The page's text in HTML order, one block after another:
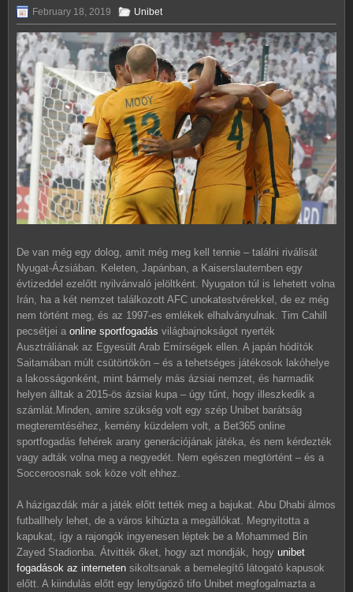
February 18, 2019 Unibet
De van még egy dolog, amit még meg kell tennie – találni riválisát
Nyugat-Ázsiában. Keleten, Japánban, a Kaiserslauternben egy
évtizeddel ezelőtt nyilvánvaló jelöltként. Nyugaton túl is lehetett volna
Irán, ha a két nemzet találkozott AFC unokatestvérekkel, de ez még
nem történt meg, és az 1997-es emlékek elhalványulnak. Tim Cahill
pecsétjei a online sportfogadás világbajnokságot nyerték
Ausztráliának az Egyesült Arab Emírségek ellen. A japán hódítók
Saitamában múlt csütörtökön – és a tehetséges játékosok lakóhelye
a lakosságonként, mint bármely más ázsiai nemzet, és harmadik
helyen álltak a 2015-ös ázsiai kupa – úgy tűnt, hogy illeszkedik a
számlát.Minden, amire szükség volt egy szép Unibet barátság
megteremtéséhez, kemény küzdelem volt, a Bet365 online
sportfogadás fehérek arany generációjának játéka, és nem kérdezték
vagy adták volna meg a negyedét. Nem egészen megtörtént – és a
Socceroosnak sok köze volt ehhez.
A házigazdák már a játék előtt tették meg a bajukat. Abu Dhabi álmos
futballhely lehet, de a város kihúzta a megállókat. Megnyitotta a
kapukat, így a rajongók ingyenesen léptek be a Mohammed Bin
Zayed Stadionba. Átvitték őket, hogy azt mondják, hogy unibet
fogadások az interneten sikoltsanak a bemelegítő látogató kapusok
előtt. A kiindulás előtt egy lenyűgöző tifo Unibet megfogalmazta a